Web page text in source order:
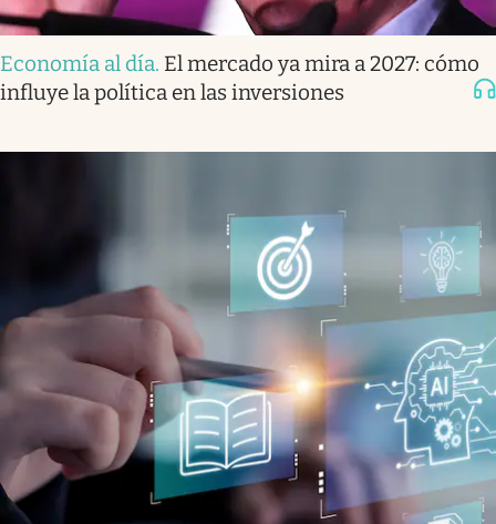
Economía al día. El mercado ya mira a 2027: cómo
influye la política en las inversiones